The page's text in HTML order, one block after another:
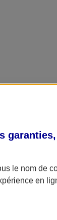
le nom de
en